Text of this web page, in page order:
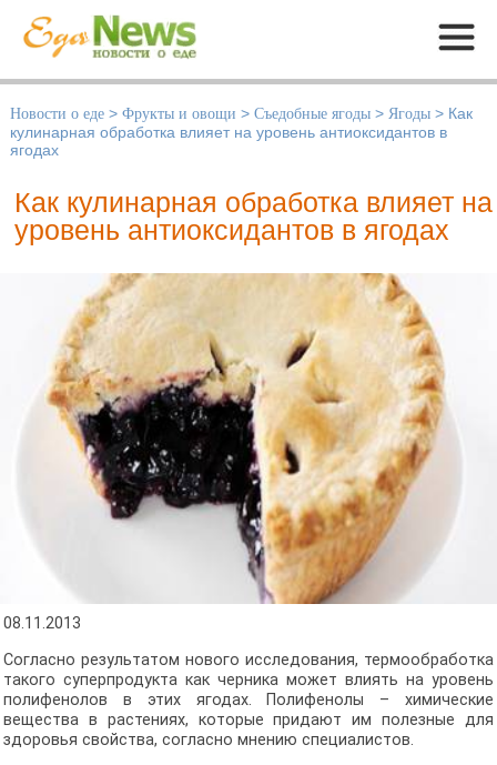
Меню
Новости о еде > Фрукты и овощи > Съедобные ягоды > Ягоды > Как
кулинарная обработка влияет на уровень антиоксидантов в
ягодах
Как кулинарная обработка влияет на
уровень антиоксидантов в ягодах
08.11.2013
Согласно результатом нового исследования, термообработка
такого суперпродукта как черника может влиять на уровень
полифенолов в этих ягодах. Полифенолы – химические
вещества в растениях, которые придают им полезные для
здоровья свойства, согласно мнению специалистов.